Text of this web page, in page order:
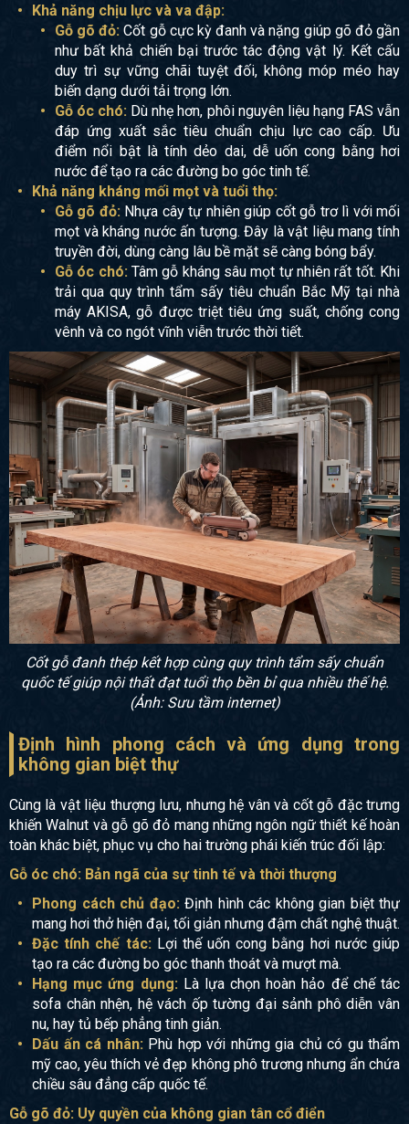
Khả năng chịu lực và va đập:
Gỗ gõ đỏ: Cốt gỗ cực kỳ đanh và nặng giúp gõ đỏ gần
như bất khả chiến bại trước tác động vật lý. Kết cấu
duy trì sự vững chãi tuyệt đối, không móp méo hay
biến dạng dưới tải trọng lớn.
Gỗ óc chó: Dù nhẹ hơn, phôi nguyên liệu hạng FAS vẫn
đáp ứng xuất sắc tiêu chuẩn chịu lực cao cấp. Ưu
điểm nổi bật là tính dẻo dai, dễ uốn cong bằng hơi
nước để tạo ra các đường bo góc tinh tế.
Khả năng kháng mối mọt và tuổi thọ:
Gỗ gõ đỏ:Nhựa cây tự nhiên giúp cốt gỗ trơ lì với mối
mọt và kháng nước ấn tượng. Đây là vật liệu mang tính
truyền đời, dùng càng lâu bề mặt sẽ càng bóng bẩy.
Gỗ óc chó:Tâm gỗ kháng sâu mọt tự nhiên rất tốt. Khi
trải qua quy trình tẩm sấy tiêu chuẩn Bắc Mỹ tại nhà
máy AKISA, gỗ được triệt tiêu ứng suất, chống cong
vênh và co ngót vĩnh viễn trước thời tiết.
Cốt gỗ đanh thép kết hợp cùng quy trình tẩm sấy chuẩn
quốc tế giúp nội thất đạt tuổi thọ bền bỉ qua nhiều thế hệ.
(Ảnh: Sưu tầm internet)
Định hình phong cách và ứng dụng trong
không gian biệt thự
Cùng là vật liệu thượng lưu, nhưng hệ vân và cốt gỗ đặc trưng
khiến Walnut và gỗ gõ đỏ mang những ngôn ngữ thiết kế hoàn
toàn khác biệt, phục vụ cho hai trường phái kiến trúc đối lập:
Gỗ óc chó: Bản ngã của sự tinh tế và thời thượng
Phong cách chủ đạo:Định hình các không gian biệt thự
mang hơi thở hiện đại, tối giản nhưng đậm chất nghệ thuật.
Đặc tính chế tác:Lợi thế uốn cong bằng hơi nước giúp
tạo ra các đường bo góc thanh thoát và mượt mà.
Hạng mục ứng dụng:Là lựa chọn hoàn hảo để chế tác
sofa chân nhện, hệ vách ốp tường đại sảnh phô diễn vân
nu, hay tủ bếp phẳng tinh giản.
Dấu ấn cá nhân:Phù hợp với những gia chủ có gu thẩm
mỹ cao, yêu thích vẻ đẹp không phô trương nhưng ẩn chứa
chiều sâu đẳng cấp quốc tế.
Gỗ gõ đỏ: Uy quyền của không gian tân cổ điển